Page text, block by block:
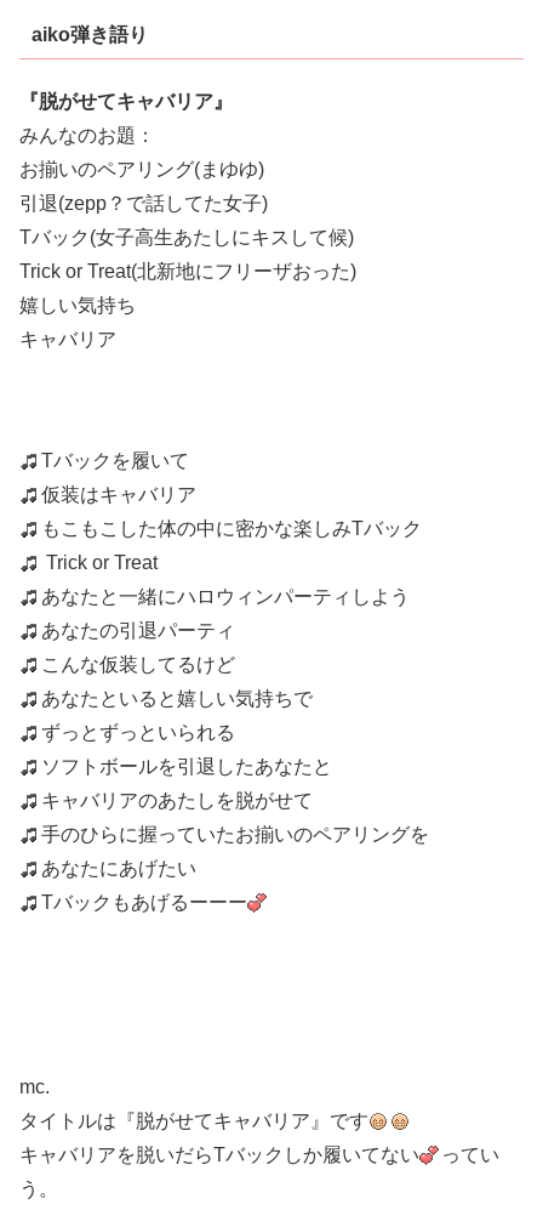
aiko弾き語り
『脱がせてキャバリア』
みんなのお題：
お揃いのペアリング(まゆゆ)
引退(zepp？で話してた女子)
Tバック(女子高生あたしにキスして候)
Trick or Treat(北新地にフリーザおった)
嬉しい気持ち
キャバリア
Tバックを履いて
仮装はキャバリア
もこもこした体の中に密かな楽しみTバック
Trick or Treat
あなたと一緒にハロウィンパーティしよう
あなたの引退パーティ
こんな仮装してるけど
あなたといると嬉しい気持ちで
ずっとずっといられる
ソフトボールを引退したあなたと
キャバリアのあたしを脱がせて
手のひらに握っていたお揃いのペアリングを
あなたにあげたい
Tバックもあげるーーー
mc.
タイトルは『脱がせてキャバリア』です
キャバリアを脱いだらTバックしか履いてない
ってい
う。